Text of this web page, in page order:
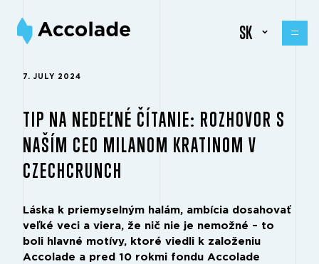
SK
7. JULY 2024
TIP NA NEDEĽNÉ ČÍTANIE: ROZHOVOR S
NAŠÍM CEO MILANOM KRATINOM V
CZECHCRUNCH
Láska k priemyselným halám, ambícia dosahovať
veľké veci a viera, že nič nie je nemožné – to
boli hlavné motívy, ktoré viedli k založeniu
Accolade a pred 10 rokmi fondu Accolade